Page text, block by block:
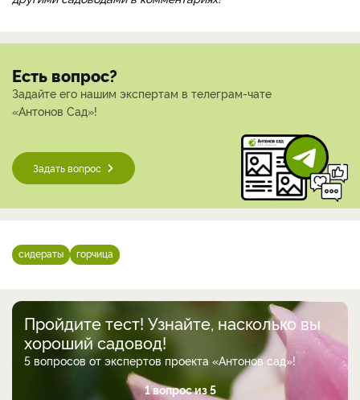
Есть вопрос?
Задайте его нашим экспертам в телеграм-чате
«Антонов Сад»!
Задать вопрос
сидераты горчица
Пройдите тест! Узнайте, насколько вы
хороший садовод!
5 вопросов от экспертов проекта «Антонов сад»!
1 вопрос из 5